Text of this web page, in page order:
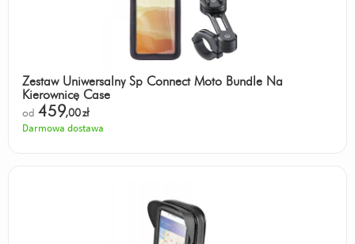
Zestaw Uniwersalny Sp Connect Moto Bundle Na
Kierownicę Case
od 459,00zł
Darmowa dostawa